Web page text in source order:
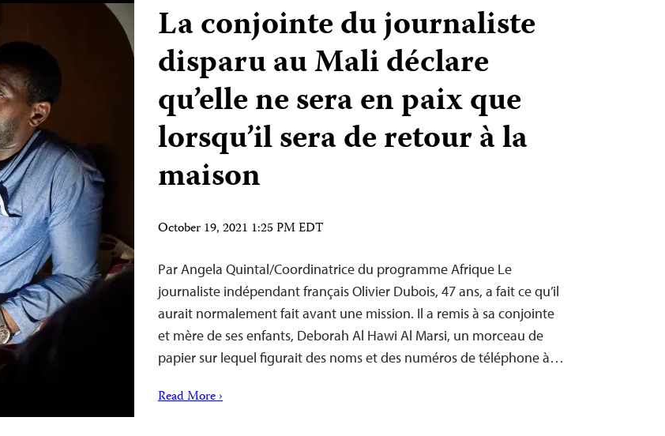
La conjointe du journaliste
disparu au Mali déclare
qu’elle ne sera en paix que
lorsqu’il sera de retour à la
maison
October 19, 2021 1:25 PM EDT
Par Angela Quintal/Coordinatrice du programme Afrique Le
journaliste indépendant français Olivier Dubois, 47 ans, a fait ce qu’il
aurait normalement fait avant une mission. Il a remis à sa conjointe
et mère de ses enfants, Deborah Al Hawi Al Marsi, un morceau de
papier sur lequel figurait des noms et des numéros de téléphone à…
Read More ›